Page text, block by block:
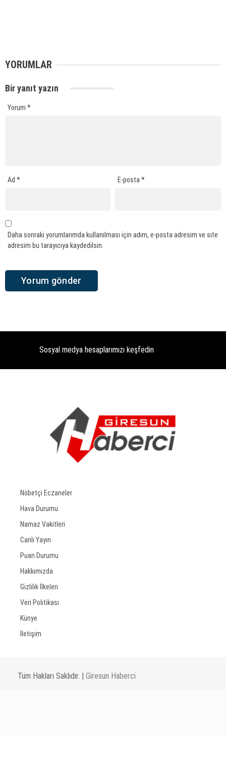
YORUMLAR
Bir yanıt yazın
Yorum *
Ad * E-posta*
Daha sonraki yorumlarımda kullanılması için adım, e-posta adresim ve site
adresim bu tarayıcıya kaydedilsin.
Sosyal medya hesaplarımızı keşfedin
Nöbetçi Eczaneler
Hava Durumu
Namaz Vakitleri
Canlı Yayın
Puan Durumu
Hakkımızda
Gizlilik İlkeleri
Veri Politikası
Künye
İletişim
Tüm Hakları Saklıdır. | Giresun Haberci